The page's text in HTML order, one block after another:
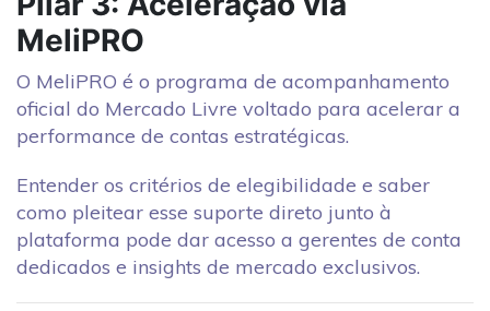
MeliPRO
O MeliPRO é o programa de acompanhamento
oficial do Mercado Livre voltado para acelerar a
performance de contas estratégicas.
Entender os critérios de elegibilidade e saber
como pleitear esse suporte direto junto à
plataforma pode dar acesso a gerentes de conta
dedicados e insights de mercado exclusivos.